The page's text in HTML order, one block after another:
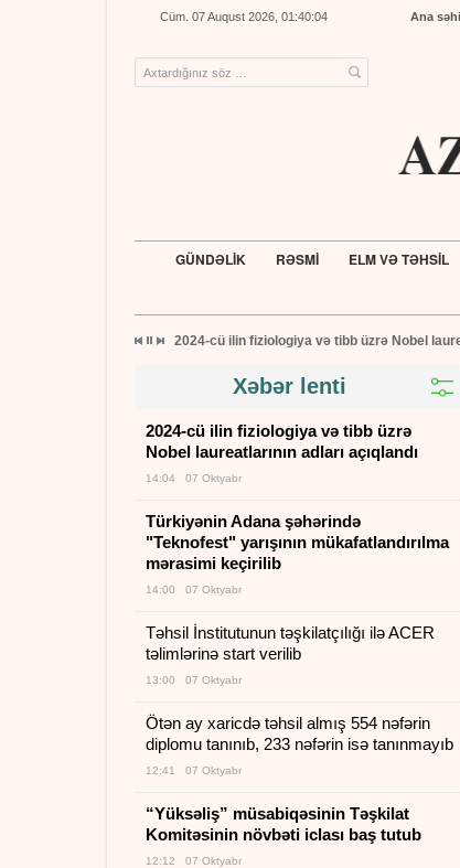
Cüm. 07 Auqust 2026, 01:40:05 Ana
GÜNDƏLİK RƏSMİ ELM VƏ TƏHSİL
2024-cü ilin fiziologiya və tibb üzrə Nobel
Xəbər lenti
2024-cü ilin fiziologiya və tibb üzrə
Nobel laureatlarının adları açıqlandı
14:04 07 Oktyabr
Türkiyənin Adana şəhərində
"Teknofest" yarışının mükafatlandırılma
mərasimi keçirilib
14:00 07 Oktyabr
Təhsil İnstitutunun təşkilatçılığı ilə ACER
təlimlərinə start verilib
13:00 07 Oktyabr
Ötən ay xaricdə təhsil almış 554 nəfərin
diplomu tanınıb, 233 nəfərin isə tanınmayıb
12:41 07 Oktyabr
“Yüksəliş” müsabiqəsinin Təşkilat
Komitəsinin növbəti iclası baş tutub
12:12 07 Oktyabr